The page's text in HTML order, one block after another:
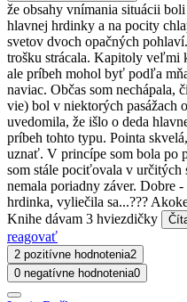
že obsahy vnímania situácii
hlavnej hrdinky a na pocity
svetov dvoch opačných
trošku strácala. Kapitoly veľmi
ale príbeh mohol byť podľa
naviac. Občas som nechápala,
vie) bol v niektorých pasážach
uvedomila, že išlo o deda
príbeh tohto typu. Pointa
uznať. V princípe som bola po
som stále pociťovala v určitých
nemala poriadny záver. Dobre
hrdinka, vyliečila sa...???
Knihe dávam 3 hviezdičky
reagovať
2 pozitívne hodnotenia2
0 negatívne hodnotenia0